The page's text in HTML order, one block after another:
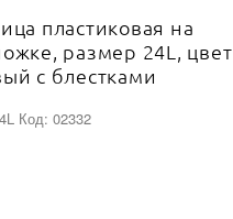
пластиковая на
размер 24L, цвет
с блестками
Код: 02332